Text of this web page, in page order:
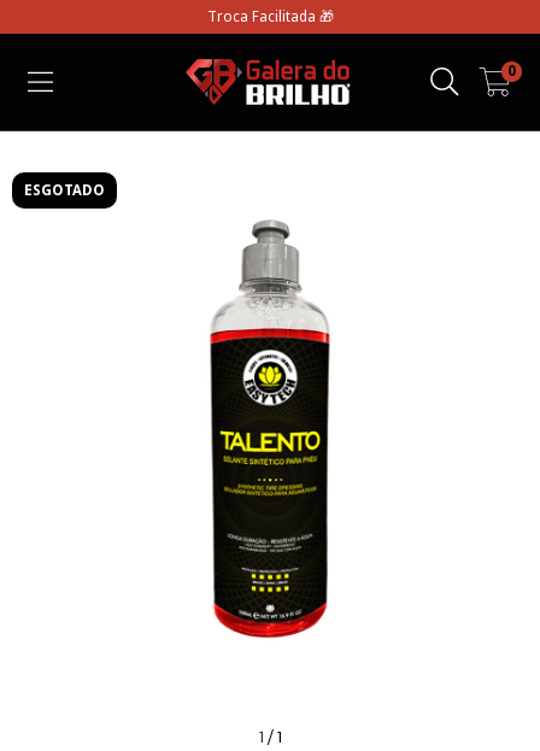
Troca Facilitada 🎁
0
ESGOTADO
1 /1